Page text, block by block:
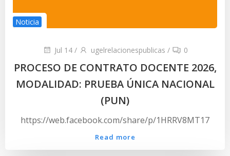
Noticia
Jul 14 / ugelrelacionespublicas / 0
PROCESO DE CONTRATO DOCENTE 2026,
MODALIDAD: PRUEBA ÚNICA NACIONAL
(PUN)
https://web.facebook.com/share/p/1HRRV8MT17
Read more